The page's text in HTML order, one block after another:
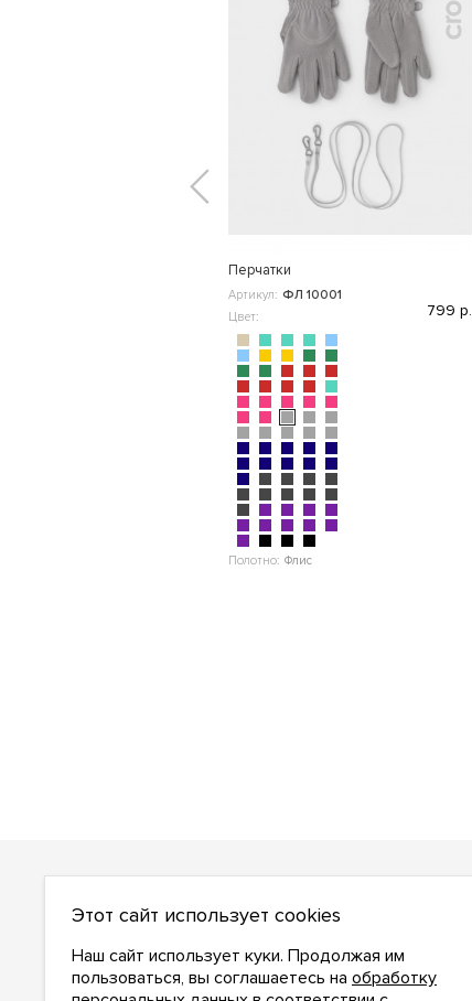
Перчатки
Артикул: ФЛ 10001
Цвет:
Полотно: Флис
799 р.
О НАС
О компании
Как сделать заказ
Условия работы
Этот сайт использует cookies
Наш сайт использует куки. Продолжая им
пользоваться, вы соглашаетесь на обработку